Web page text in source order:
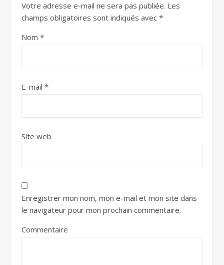
Votre adresse e-mail ne sera pas publiée. Les
champs obligatoires sont indiqués avec *
Nom *
E-mail *
Site web
Enregistrer mon nom, mon e-mail et mon site dans
le navigateur pour mon prochain commentaire.
Commentaire